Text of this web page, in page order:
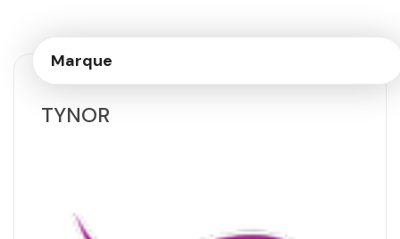
Marque
TYNOR